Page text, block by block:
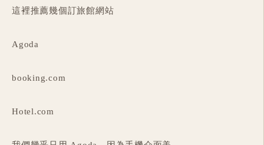
這裡推薦幾個訂旅館網站
Agoda
booking.com
Hotel.com